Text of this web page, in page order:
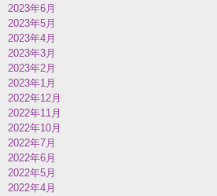
2023年6月
2023年5月
2023年4月
2023年3月
2023年2月
2023年1月
2022年12月
2022年11月
2022年10月
2022年7月
2022年6月
2022年5月
2022年4月